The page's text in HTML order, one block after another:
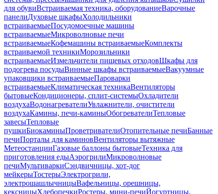
для обувиВстраиваемая техника, оборудованиеВарочные
панелиДуховые шкафыХолодильники
встраиваемыеПосудомоечные машины
встраиваемыеМикроволновые печи
встраиваемыеКофемашины встраиваемыеКомплекты
встраиваемой техникиМорозильники
встраиваемыеИзмельчители пищевых отходовШкафы для
подогрева посудыВинные шкафы встраиваемыеВакуумные
упаковщики встраиваемыеПароварки
встраиваемыеКлиматическая техникаВентиляторы
бытовыеКондиционеры, сплит-системыОхладители
воздухаВодонагревателиУвлажнители, очистители
воздухаКамины, печи-каминыОбогревателиТепловые
завесыТепловые
пушкиБиокаминыПроветривателиОтопительные печиБанные
печиПорталы для каминовВентиляторы вытяжные
МетеостанцииГазовые баллоны бытовыеТехника для
приготовления едыАэрогрилиМикроволновые
печиМультиваркиСэндвичницы, хот-дог
мейкерыТостерыЭлектрогрили,
электрошашлычницыВафельницы, орешницы,
кексницыХлебопечкиРостеры, мини-печиЙогуртницы,